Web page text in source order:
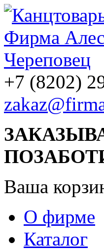
+7 (8202)
Ваша
О фирме
Каталог